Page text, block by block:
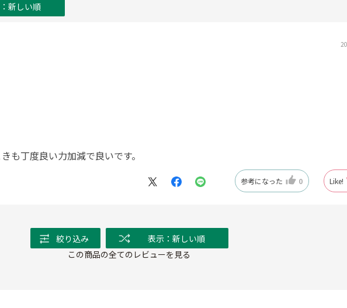
新しい順
も丁度良い力加減で良いです。
参考になった 0 Like!
絞り込み
表示：新しい順
この商品の全てのレビューを見る